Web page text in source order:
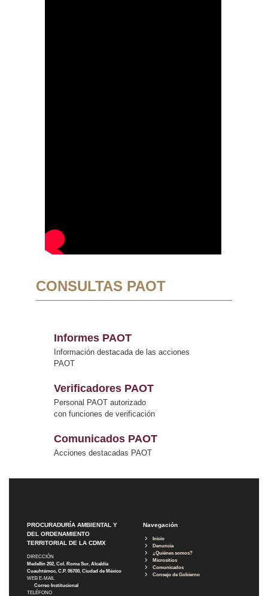
CONSULTAS PAOT
Informes PAOT
Información destacada de las acciones
PAOT
Verificadores PAOT
Personal PAOT autorizado
con funciones de verificación
Comunicados PAOT
Acciones destacadas PAOT
PROCURADURÍA AMBIENTAL Y
DEL ORDENAMIENTO
TERRITORIAL DE LA CDMX
DIRECCIÓN
Medellín 202, Col. Roma Sur, Alcaldía
Cuauhtémoc, C.P. 06700, Ciudad de México
WEB E-MAIL
Correo Institucional
TELÉFONO
Navegación
Inicio
Denuncia
¿Quiénes somos?
Micrositios
Comunicados
Consejo de Gobierno